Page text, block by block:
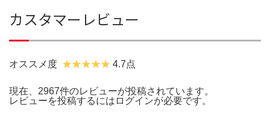
カスタマーレビュー
オススメ度 4.7点
現在、2967件のレビューが投稿されています。
レビューを投稿するには ログインが必要です。